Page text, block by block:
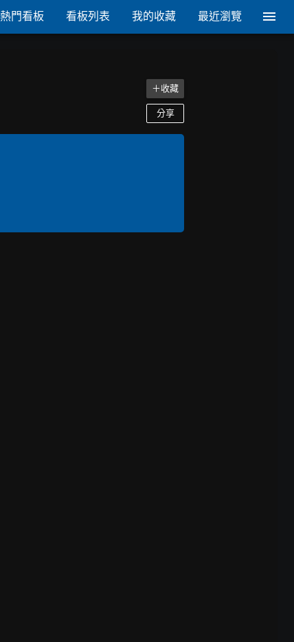
熱門看板 看板列表 我的收藏 最近瀏覽
＋收藏
分享